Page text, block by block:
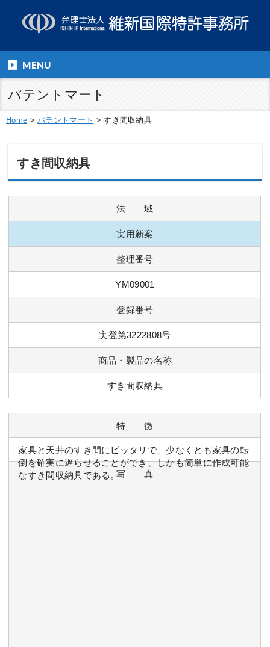
MENU
パテントマート
Home >パテントマート >すき間収納具
すき間収納具
法 域
実用新案
整理番号
YM09001
登録番号
実登第3222808号
商品・製品の名称
すき間収納具
特 徴
家具と天井のすき間にピッタリで、少なくとも家具の転
倒を確実に遅らせることができ、しかも簡単に作成可能
なすき間収納具である。写 真